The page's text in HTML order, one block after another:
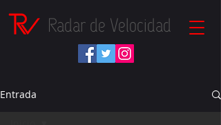
Radar de Velocidad
Entrada